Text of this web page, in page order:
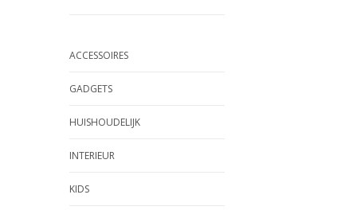
ACCESSOIRES
GADGETS
HUISHOUDELIJK
INTERIEUR
KIDS